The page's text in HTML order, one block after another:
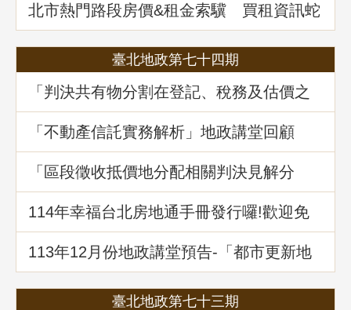
北市熱門路段房價&租金索驥 買租資訊蛇
麼都有
臺北地政第七十四期
「判決共有物分割在登記、稅務及估價之
爭議問題」地政講堂回顧
「不動產信託實務解析」地政講堂回顧
「區段徵收抵價地分配相關判決見解分
析」地政講堂回顧
114年幸福台北房地通手冊發行囉!歡迎免
費索取!
113年12月份地政講堂預告-「都市更新地
籍整理全攻略」
臺北地政第七十三期